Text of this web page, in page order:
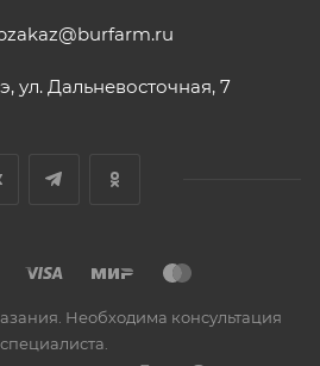
ул. Дальневосточная, 7
Необходима консультация
специалиста.